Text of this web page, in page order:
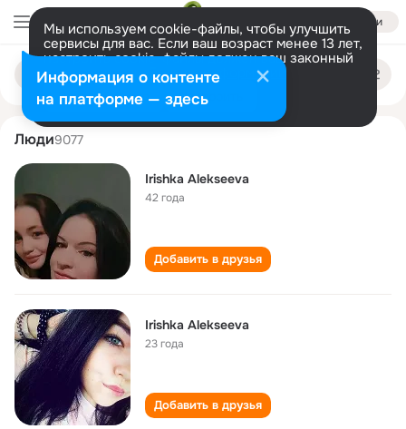
Войти
Мы используем cookie-файлы, чтобы улучшить
сервисы для вас. Если ваш возраст менее 13 лет,
настроить cookie-файлы должен ваш законный
представитель. Больше информации
Разрешить все Настроить
Поиск
людям
irishka alekseeva
Люди9077
Irishka Alekseeva
42 года
Добавить в друзья
Irishka Alekseeva
23 года
Добавить в друзья
Информация о контенте
на платформе — здесь